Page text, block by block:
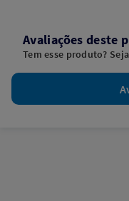
Avaliações deste
Tem esse produto?